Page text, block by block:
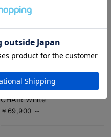
【受注生産品】DJANGO ARM
CHAIR White
￥69,900 ～